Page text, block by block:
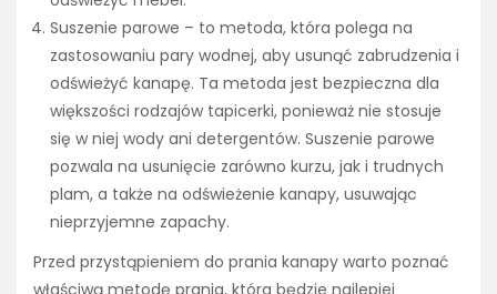
Suszenie parowe – to metoda, która polega na
zastosowaniu pary wodnej, aby usunąć zabrudzenia i
odświeżyć kanapę. Ta metoda jest bezpieczna dla
większości rodzajów tapicerki, ponieważ nie stosuje
się w niej wody ani detergentów. Suszenie parowe
pozwala na usunięcie zarówno kurzu, jak i trudnych
plam, a także na odświeżenie kanapy, usuwając
nieprzyjemne zapachy.
Przed przystąpieniem do prania kanapy warto poznać